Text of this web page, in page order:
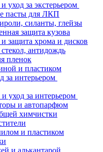
уход за экстерьером
пасты для ЛКП
силанты, глейзы
защита кузова
защита хрома и дисков
антидождь
пленок
и пластиком
за интерьером
уход за интерьером
и автопарфюм
химчистки
и пластиком
и алькантарой